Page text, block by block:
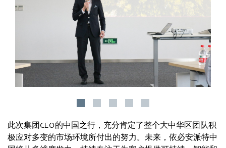
此次集团CEO的中国之行，充分肯定了整个大中华区团队积
极应对多变的市场环境所付出的努力。未来，依必安派特中